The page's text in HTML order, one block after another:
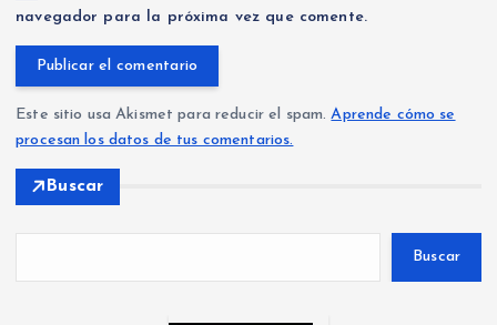
navegador para la próxima vez que comente.
Este sitio usa Akismet para reducir el spam.Aprende cómo se
procesan los datos de tus comentarios.
Buscar
Buscar